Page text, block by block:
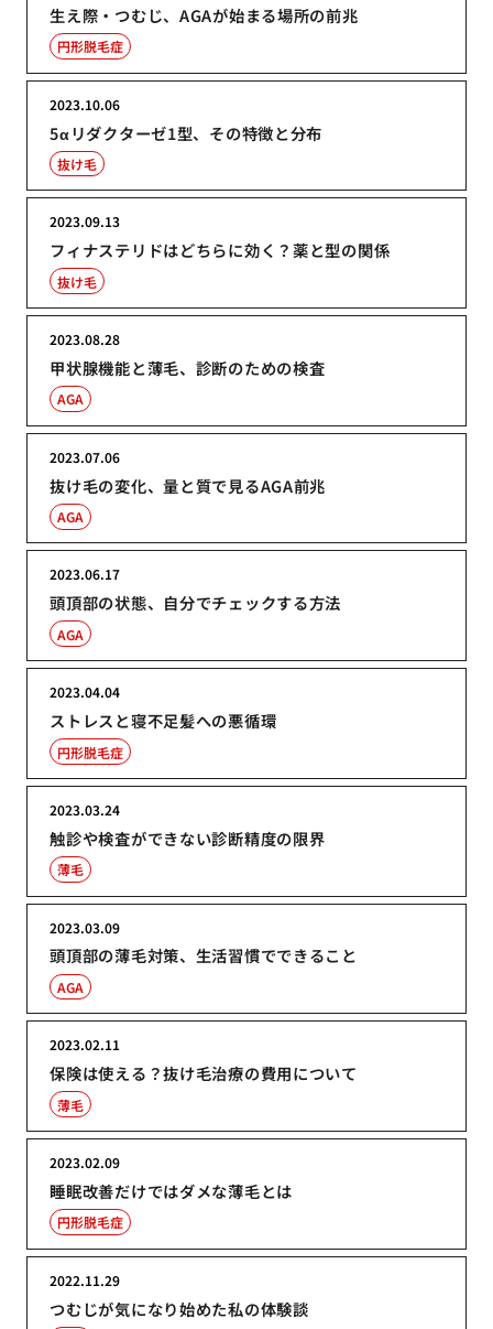
生え際・つむじ、AGAが始まる場所の前兆
円形脱毛症
5αリダクターゼ1型、その特徴と分布
2023.10.06
抜け毛
フィナステリドはどちらに効く？薬と型の関係
2023.09.13
抜け毛
甲状腺機能と薄毛、診断のための検査
2023.08.28
AGA
抜け毛の変化、量と質で見るAGA前兆
2023.07.06
AGA
頭頂部の状態、自分でチェックする方法
2023.06.17
AGA
ストレスと寝不足髪への悪循環
2023.04.04
円形脱毛症
触診や検査ができない診断精度の限界
2023.03.24
薄毛
頭頂部の薄毛対策、生活習慣でできること
2023.03.09
AGA
保険は使える？抜け毛治療の費用について
2023.02.11
薄毛
睡眠改善だけではダメな薄毛とは
2023.02.09
円形脱毛症
つむじが気になり始めた私の体験談
2022.11.29